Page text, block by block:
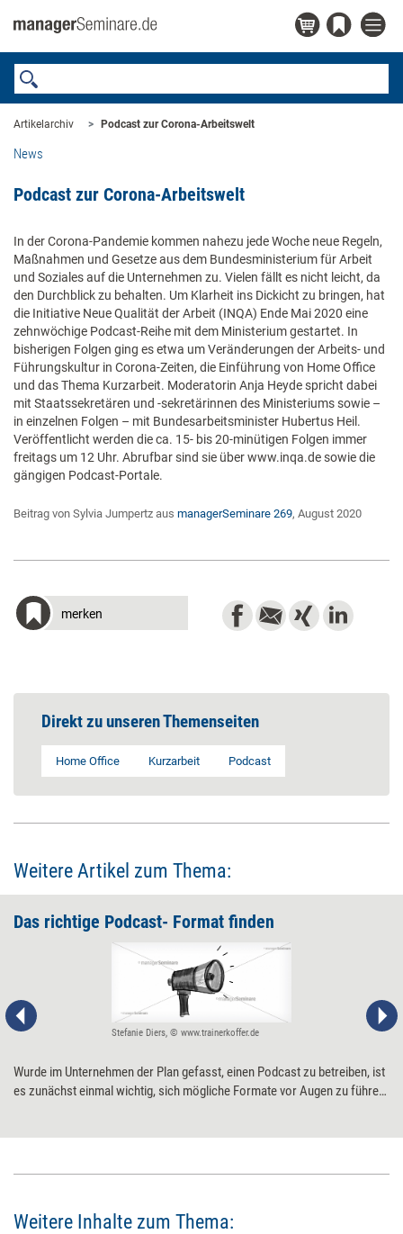
Artikelarchiv Podcast zur Corona-Arbeitswelt
News
Podcast zur Corona-Arbeitswelt
In der Corona-Pandemie kommen nahezu jede Woche neue Regeln,
Maßnahmen und Gesetze aus dem Bundesministerium für Arbeit
und Soziales auf die Unternehmen zu. Vielen fällt es nicht leicht, da
den Durchblick zu behalten. Um Klarheit ins Dickicht zu bringen, hat
die Initiative Neue Qualität der Arbeit (INQA) Ende Mai 2020 eine
zehnwöchige Podcast-Reihe mit dem Ministerium gestartet. In
bisherigen Folgen ging es etwa um Veränderungen der Arbeits- und
Führungskultur in Corona-Zeiten, die Einführung von Home Office
und das Thema Kurzarbeit. Moderatorin Anja Heyde spricht dabei
mit Staatssekretären und -sekretärinnen des Ministeriums sowie –
in einzelnen Folgen – mit Bundesarbeitsminister Hubertus Heil.
Veröffentlicht werden die ca. 15- bis 20-minütigen Folgen immer
freitags um 12 Uhr. Abrufbar sind sie über www.inqa.de sowie die
gängigen Podcast-Portale.
Beitrag von Sylvia Jumpertz aus managerSeminare 269, August 2020
merken
Direkt zu unseren Themenseiten
Home Office Kurzarbeit Podcast
Weitere Artikel zum Thema:
Das richtige Podcast- Format finden
Stefanie Diers, © www.trainerkoffer.de
Wurde im Unternehmen der Plan gefasst, einen Podcast zu betreiben, ist
es zunächst einmal wichtig, sich mögliche Formate vor Augen zu führen.
Weitere Inhalte zum Thema: